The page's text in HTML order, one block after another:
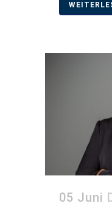
05 Juni